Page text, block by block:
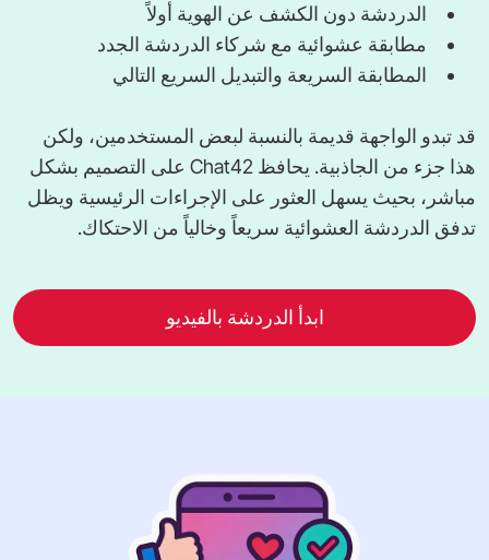
الدردشة دون الكشف عن الهوية أولاً
مطابقة عشوائية مع شركاء الدردشة الجدد
المطابقة السريعة والتبديل السريع التالي
قد تبدو الواجهة قديمة بالنسبة لبعض المستخدمين، ولكن
هذا جزء من الجاذبية. يحافظ Chat42 على التصميم بشكل
مباشر، بحيث يسهل العثور على الإجراءات الرئيسية ويظل
تدفق الدردشة العشوائية سريعاً وخالياً من الاحتكاك.
ابدأ الدردشة بالفيديو